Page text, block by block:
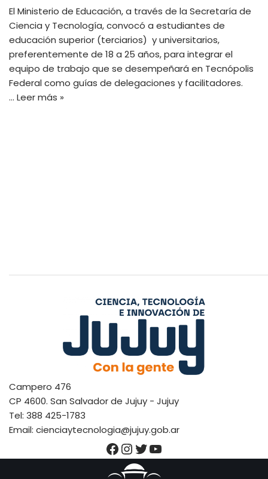
El Ministerio de Educación, a través de la Secretaría de
Ciencia y Tecnología, convocó a estudiantes de
educación superior (terciarios) y universitarios,
preferentemente de 18 a 25 años, para integrar el
equipo de trabajo que se desempeñará en Tecnópolis
Federal como guías de delegaciones y facilitadores.
… Leer más »
Campero 476
CP 4600. San Salvador de Jujuy - Jujuy
Tel: 388 425-1783
Email: cienciaytecnologia@jujuy.gob.ar